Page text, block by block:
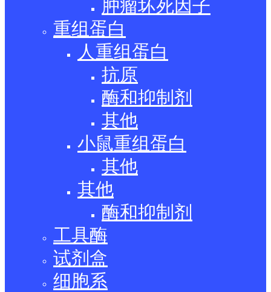
肿瘤坏死因子
重组蛋白
人重组蛋白
抗原
酶和抑制剂
其他
小鼠重组蛋白
其他
其他
酶和抑制剂
工具酶
试剂盒
细胞系